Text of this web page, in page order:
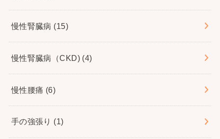
慢性腎臓病 (15)
慢性腎臓病（CKD) (4)
慢性腰痛 (6)
手の強張り (1)